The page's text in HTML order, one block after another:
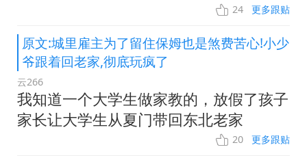
24 更多跟贴
原文:城里雇主为了留住保姆也是煞费苦心!小少
爷跟着回老家,彻底玩疯了
云266
我知道一个大学生做家教的，放假了孩子
家长让大学生从夏门带回东北老家
20 更多跟贴